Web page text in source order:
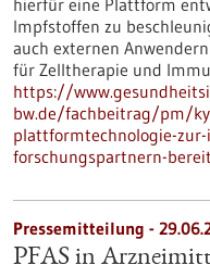
hierfür eine Plattform
Impfstoffen zu
auch externen
für Zelltherapie und
https://
bw.de/fachbeitrag/pm/
plattformtechnologie-
forschungspartnern-bereit
Pressemitteilung -
PFAS in